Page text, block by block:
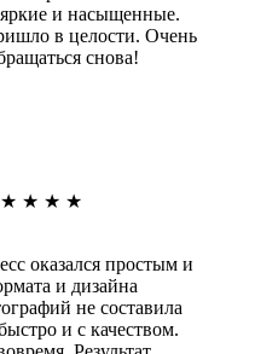
и насыщенные.
в целости. Очень
снова!
★ ★ ★ ★
оказался простым и
и дизайна
не составила
и с качеством.